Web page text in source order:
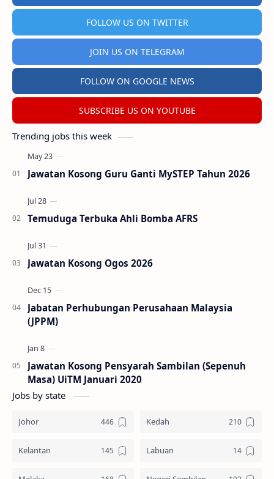
FOLLOW US ON TWITTER
JOIN US ON TELEGRAM
FOLLOW ON GOOGLE NEWS
SUBSCRIBE US ON YOUTUBE
Trending jobs this week
Jawatan Kosong Guru Ganti MySTEP Tahun 2026
Temuduga Terbuka Ahli Bomba AFRS
Jawatan Kosong Ogos 2026
Jabatan Perhubungan Perusahaan Malaysia
(JPPM)
Jawatan Kosong Pensyarah Sambilan (Sepenuh
Masa) UiTM Januari 2020
Jobs by state
Johor Kedah
Kelantan Labuan